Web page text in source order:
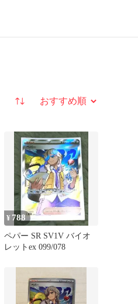
並び替え
¥ 788
ペパー SR SV1V バイオ
レットex 099/078